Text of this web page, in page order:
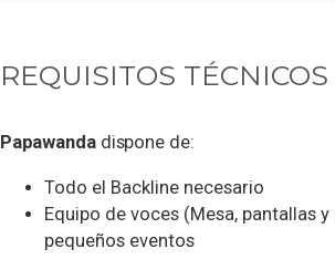
REQUISITOS TÉCNICOS
Papawandadispone de:
Todo el Backline necesario
Equipo de voces (Mesa, pantallas
pequeños eventos